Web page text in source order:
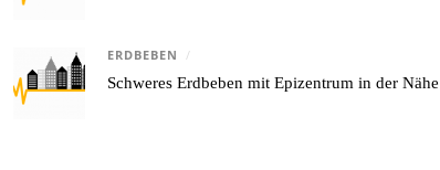
ERDBEBEN /
Schweres Erdbeben mit Epizentrum in der